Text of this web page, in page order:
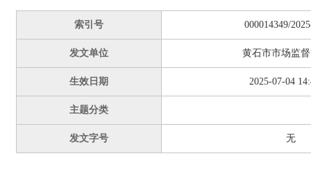
索引号 000014349/
发文单位 黄石市市场监
生效日期 2025-07-04
主题分类
发文字号 无